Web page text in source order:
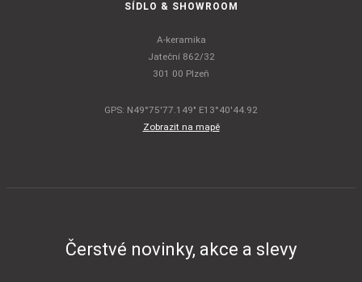
SÍDLO & SHOWROOM
A-keramika
Jateční 862/32
301 00 Plzeň
GPS: N49°75'77.149" E13°40'44.92
Zobrazit na mapě
Čerstvé novinky, akce a slevy